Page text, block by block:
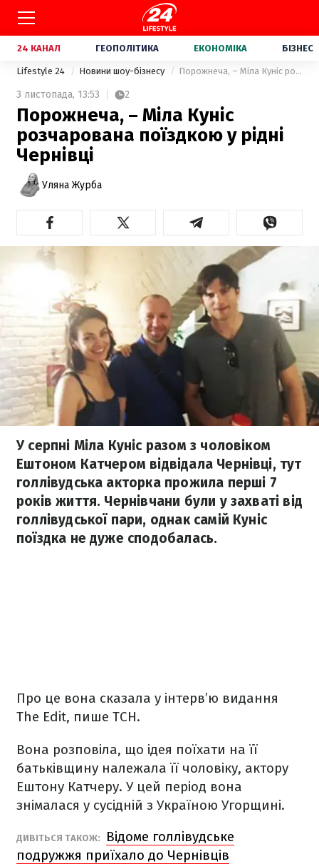
24 КАНАЛ ГЕОПОЛІТИКА ЕКОНОМІКА БІЗНЕС
Lifestyle 24 Новини шоу-бізнесу Порожнеча, – Міла Куніс розчарована поїздкою у рідні Чернівці
3 листопада, 13:53 2
Порожнеча, – Міла Куніс
розчарована поїздкою у рідні
Чернівці
Уляна Журба
У серпні Міла Куніс разом з чоловіком
Ештоном Катчером відвідала Чернівці, тут
голлівудська акторка прожила перші 7
років життя. Чернівчани були у захваті від
голлівудської пари, однак самій Куніс
поїздка не дуже сподобалась.
Про це вона сказала у інтерв’ю видання
The Edit, пише ТСН.
Вона розповіла, що ідея поїхати на її
батьківщину належала її чоловіку, актору
Ештону Катчеру. У цей період вона
знімалася у сусідній з Україною Угорщині.
ДИВІТЬСЯ ТАКОЖ:
Відоме голлівудське
подружжя приїхало до Чернівців